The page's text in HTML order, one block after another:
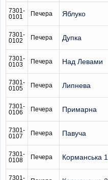
7301-
0101
Печера Яблуко
7301-
0102
Печера Дупка
7301-
0103
Печера Над Левами
7301-
0105
Печера Липнева
7301-
0106
Печера Примарна
7301-
0107
Печера Павуча
7301-
0108
Печера Корманська 1
7301-